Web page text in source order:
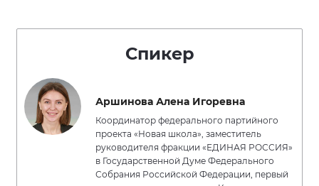
Спикер
Аршинова Алена Игоревна
Координатор федерального партийного
проекта «Новая школа», заместитель
руководителя фракции «ЕДИНАЯ РОССИЯ»
в Государственной Думе Федерального
Собрания Российской Федерации, первый